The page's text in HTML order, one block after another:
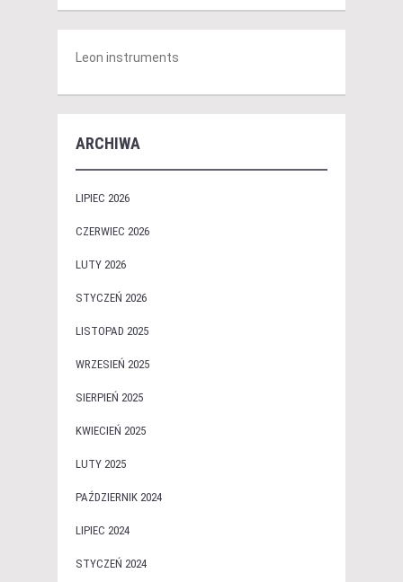
Leon instruments
ARCHIWA
LIPIEC 2026
CZERWIEC 2026
LUTY 2026
STYCZEŃ 2026
LISTOPAD 2025
WRZESIEŃ 2025
SIERPIEŃ 2025
KWIECIEŃ 2025
LUTY 2025
PAŹDZIERNIK 2024
LIPIEC 2024
STYCZEŃ 2024